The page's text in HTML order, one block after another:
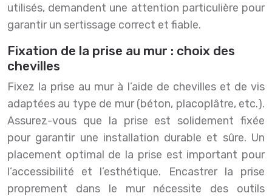
utilisés, demandent une attention particulière pour
garantir un sertissage correct et fiable.
Fixation de la prise au mur : choix des
chevilles
Fixez la prise au mur à l’aide de chevilles et de vis
adaptées au type de mur (béton, placoplâtre, etc.).
Assurez-vous que la prise est solidement fixée
pour garantir une installation durable et sûre. Un
placement optimal de la prise est important pour
l’accessibilité et l’esthétique. Encastrer la prise
proprement dans le mur nécessite des outils